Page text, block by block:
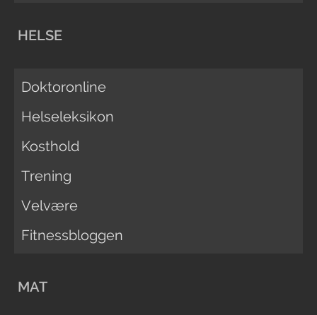
HELSE
Doktoronline
Helseleksikon
Kosthold
Trening
Velvære
Fitnessbloggen
MAT